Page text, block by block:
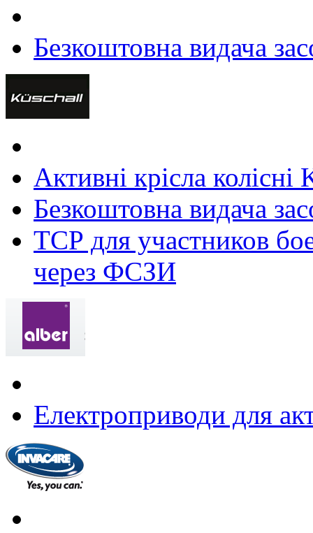
Безкоштовна видача
Активні крісла колісні
Безкоштовна видача
ТСР для участников
через ФСЗИ
Електроприводи для